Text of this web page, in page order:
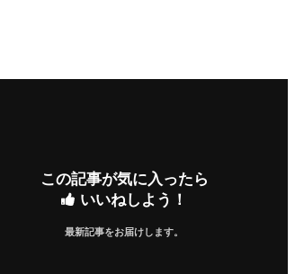
この記事が気に入ったら
いいねしよう！
最新記事をお届けします。